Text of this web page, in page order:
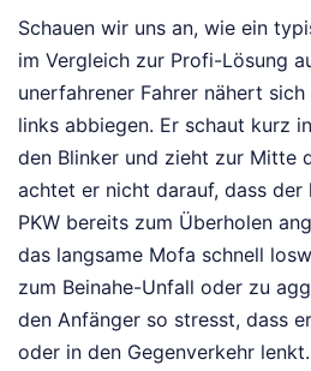
Schauen wir uns an, wie ein
im Vergleich zur Profi-Lösung
unerfahrener Fahrer nähert
links abbiegen. Er schaut kurz
den Blinker und zieht zur Mitte
achtet er nicht darauf, dass der
PKW bereits zum Überholen
das langsame Mofa schnell
zum Beinahe-Unfall oder zu
den Anfänger so stresst, dass
oder in den Gegenverkehr